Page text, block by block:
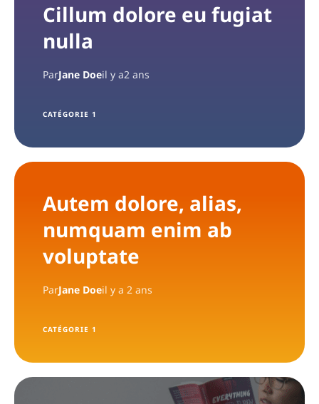
Cillum dolore eu fugiat
nulla
ParJane Doeil y a2 ans
CATÉGORIE 1
Autem dolore, alias,
numquam enim ab
voluptate
ParJane Doeil y a 2 ans
CATÉGORIE 1